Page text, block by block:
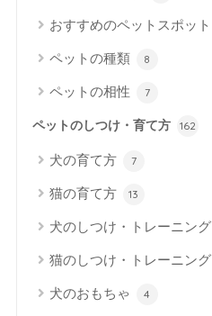
おすすめのペットスポット
ペットの種類 8
ペットの相性 7
ペットのしつけ・育て方 162
犬の育て方 7
猫の育て方 13
犬のしつけ・トレーニング
猫のしつけ・トレーニング
犬のおもちゃ 4